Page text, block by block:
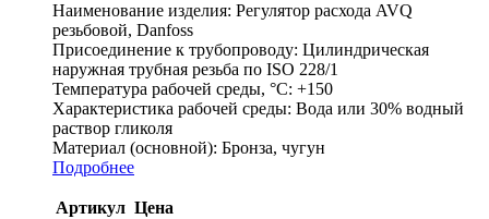
Наименование изделия: Регулятор расхода AVQ
резьбовой, Danfoss
Присоединение к трубопроводу: Цилиндрическая
наружная трубная резьба по ISO 228/1
Температура рабочей среды, °С: +150
Характеристика рабочей среды: Вода или 30% водный
раствор гликоля
Материал (основной): Бронза, чугун
Подробнее
Артикул Цена